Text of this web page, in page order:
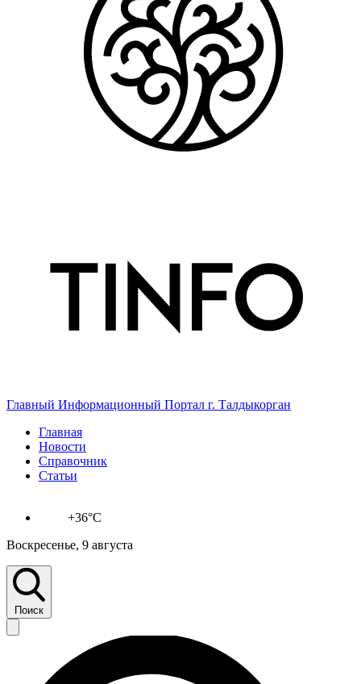
Главный Информационный Портал г. Талдыкорган
Главная
Новости
Справочник
Статьи
+36°C
Воскресенье, 9 августа
Поиск